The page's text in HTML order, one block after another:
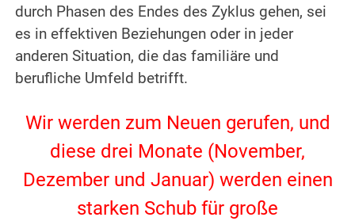
durch Phasen des Endes des Zyklus gehen, sei
es in effektiven Beziehungen oder in jeder
anderen Situation, die das familiäre und
berufliche Umfeld betrifft.
Wir werden zum Neuen gerufen, und
diese drei Monate (November,
Dezember und Januar) werden einen
starken Schub für große